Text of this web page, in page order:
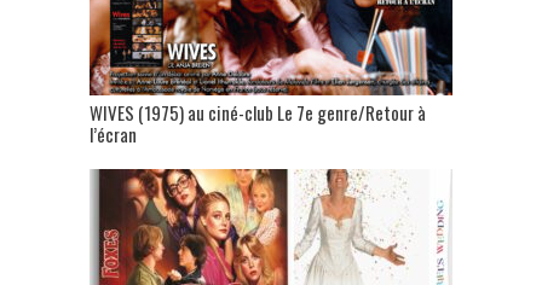
WIVES (1975) au ciné-club Le 7e genre/Retour à
l’écran